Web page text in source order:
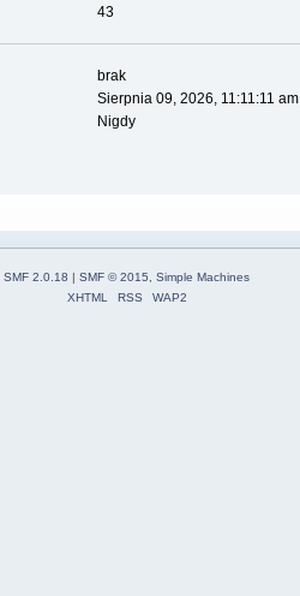
43
brak
Sierpnia 09, 2026, 11:11:11 am
Nigdy
SMF 2.0.18 | SMF © 2015, Simple Machines
XHTML
RSS WAP2